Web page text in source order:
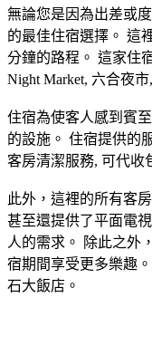
無論您是因為出差或
的最佳住宿選擇。 這
分鐘的路程。 這家住
Night Market, 六合夜
住宿為使客人感到賓
的設施。 住宿提供的
客房清潔服務, 可代收
此外，這裡的所有客
甚至還提供了平面電
人的需求。 除此之外
宿期間享受更多樂趣
石大飯店。